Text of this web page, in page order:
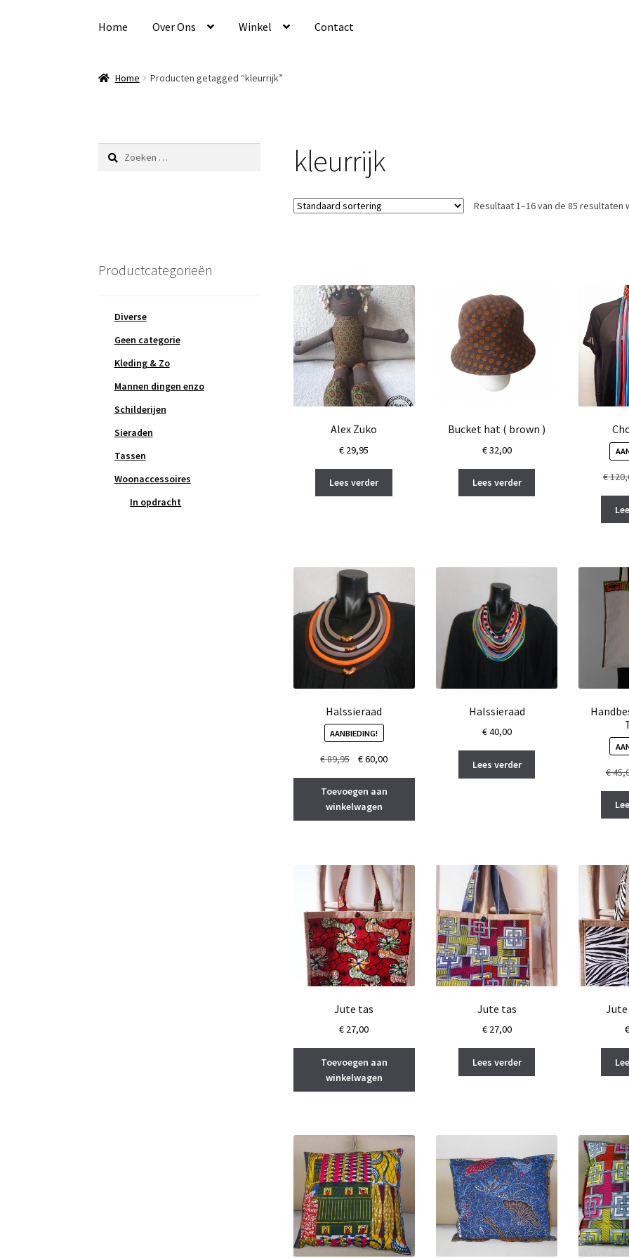
door
naar
Home Over Ons Winkel Contact
Home Producten getagged “kleurrijk”
kleurrijk
Resultaat 1–16 van de 85
Alex Zuko
€ 29,95
Lees verder
Bucket hat ( brown )
€32,00
Lees verder €
Halssieraad
AANBIEDING!
€89,95
Oorspronkelijke
was:
€ 89,95.
€60,00Huidige
Toevoegen aan
winkelwagen
Halssieraad
€40,00
Lees verder
€
Jute tas
€ 27,00
Toevoegen aan
winkelwagen
Jute tas
€27,00
Lees verder
€
Zoeken
naar:
Productcategorieën
Diverse
Geen categorie
Kleding & Zo
Mannen dingen enzo
Schilderijen
Sieraden
Tassen
Woonaccessoires
In opdracht